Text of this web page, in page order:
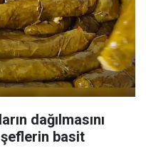
dağılmasını
basit